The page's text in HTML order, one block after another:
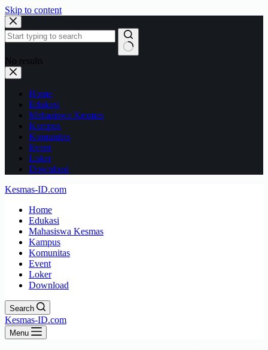
Skip to content
No results
Home
Edukasi
Mahasiswa Kesmas
Kampus
Komunitas
Event
Loker
Download
Kesmas-ID.com
Home
Edukasi
Mahasiswa Kesmas
Kampus
Komunitas
Event
Loker
Download
Search
Kesmas-ID.com
Menu